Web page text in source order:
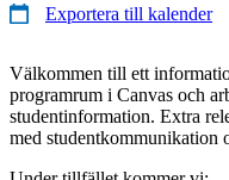
Exportera till kalender
Välkommen till ett
programrum i Canvas och
studentinformation. Extra
med studentkommunikation